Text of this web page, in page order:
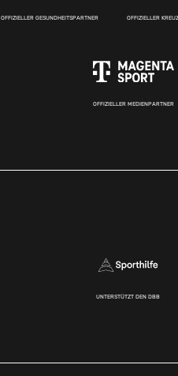
OFFIZIELLER GESUNDHEITSPARTNER OFFIZIELLER
OFFIZIELLER MEDIENPARTNER
UNTERSTÜTZT DEN DBB